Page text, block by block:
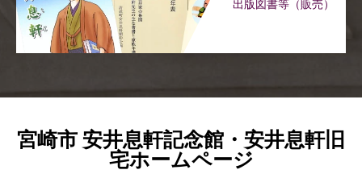
出版図書等（販売）
宮崎市 安井息軒記念館・安井息軒旧
宅ホームページ